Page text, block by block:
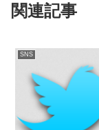
関連記事
SNS